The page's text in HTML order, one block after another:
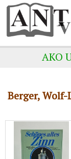
AKO
Berger,